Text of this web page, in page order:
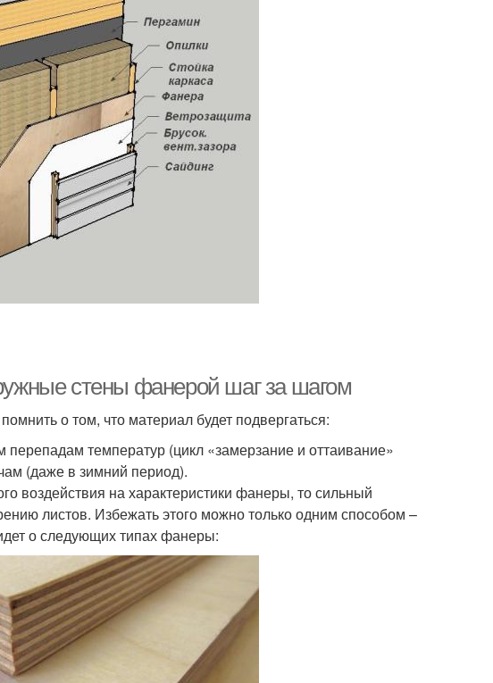
стены фанерой шаг за шагом
о том, что материал будет подвергаться:
температур (цикл «замерзание и оттаивание»
(даже в зимний период).
воздействия на характеристики фанеры, то сильный
листов. Избежать этого можно только одним способом –
о следующих типах фанеры: